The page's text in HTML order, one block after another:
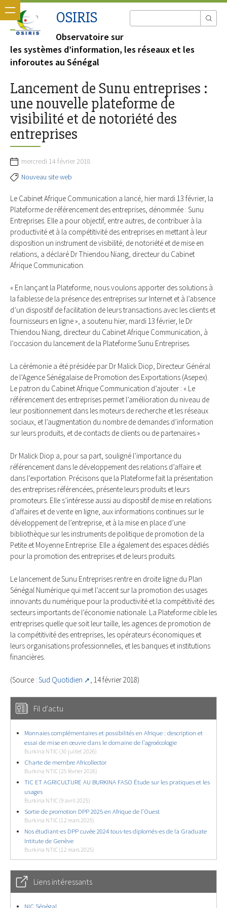
OSIRIS
Observatoire sur
les systèmes d’information, les réseaux et les
inforoutes au Sénégal
Lancement de Sunu entreprises :
une nouvelle plateforme de
visibilité et de notoriété des
entreprises
mercredi 14 février 2018
Nouveau site web
Le Cabinet Afrique Communication a lancé, hier mardi 13 février, la
Plateforme de référencement des entreprises, dénommée : Sunu
Entreprises. Elle a pour objectif, entre autres, de contribuer à la
productivité et à la compétitivité des entreprises en mettant à leur
disposition un instrument de visibilité, de notoriété et de mise en
relations, a déclaré Dr Thiendou Niang, directeur du Cabinet
Afrique Communication.
« En lançant la Plateforme, nous voulons apporter des solutions à
la faiblesse de la présence des entreprises sur Internet et à l’absence
d’un dispositif de facilitation de leurs transactions avec les clients et
fournisseurs en ligne », a soutenu hier, mardi 13 février, le Dr
Thiendou Niang, directeur du Cabinet Afrique Communication, à
l’occasion du lancement de la Plateforme Sunu Entreprises.
La cérémonie a été présidée par Dr Malick Diop, Directeur Général
de l’Agence Sénégalaise de Promotion des Exportations (Asepex).
Le patron du Cabinet Afrique Communication d’ajouter : « Le
référencement des entreprises permet l’amélioration du niveau de
leur positionnement dans les moteurs de recherche et les réseaux
sociaux, et l’augmentation du nombre de demandes d’information
sur leurs produits, et de contacts de clients ou de partenaires »
Dr Malick Diop a, pour sa part, souligné l’importance du
référencement dans le développement des relations d’affaire et
dans l’exportation. Précisons que la Plateforme fait la présentation
des entreprises référencées, présente leurs produits et leurs
promoteurs. Elle s’intéresse aussi au dispositif de mise en relations
d’affaires et de vente en ligne, aux informations continues sur le
développement de l’entreprise, et à la mise en place d’une
bibliothèque sur les instruments de politique de promotion de la
Petite et Moyenne Entreprise. Elle a également des espaces dédiés
pour la promotion des entreprises et de leurs produits.
Le lancement de Sunu Entreprises rentre en droite ligne du Plan
Sénégal Numérique qui met l’accent sur la promotion des usages
innovants du numérique pour la productivité et la compétitivité des
secteurs importants de l’économie nationale. La Plateforme cible les
entreprises quelle que soit leur taille, les agences de promotion de
la compétitivité des entreprises, les opérateurs économiques et
leurs organisations professionnelles, et les banques et institutions
financières.
(Source : Sud Quotidien , 14 février 2018)
Fil d'actu
Monnaies complémentaires et possibilités en Afrique : description et
essai de mise en œuvre dans le domaine de l’agroécologie
Burkina NTIC (30 juillet 2026)
Charte de membre Africollector
Burkina NTIC (25 février 2026)
TIC ET AGRICULTURE AU BURKINA FASO Étude sur les pratiques et les
usages
Burkina NTIC (9 avril 2025)
Sortie de promotion DPP 2025 en Afrique de l’Ouest
Burkina NTIC (12 mars 2025)
Nos étudiant-es DPP cuvée 2024 tous-tes diplomés-es de la Graduate
Intitute de Genève
Burkina NTIC (12 mars 2025)
Liens intéressants